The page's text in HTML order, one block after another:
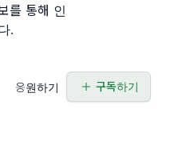
를 통해 인
.
응원하기 구독하기